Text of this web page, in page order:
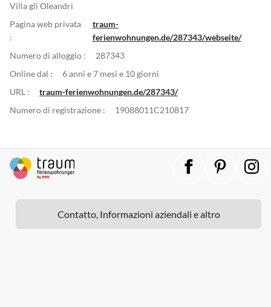
Villa gli Oleandri
Pagina web privata
:
traum-
ferienwohnungen.de/287343/webseite/
Numero di alloggio :
287343
Online dal :
6 anni e 7 mesi e 10 giorni
URL :
traum-ferienwohnungen.de/287343/
Numero di registrazione :
19088011C210817
Contatto, Informazioni aziendali e altro